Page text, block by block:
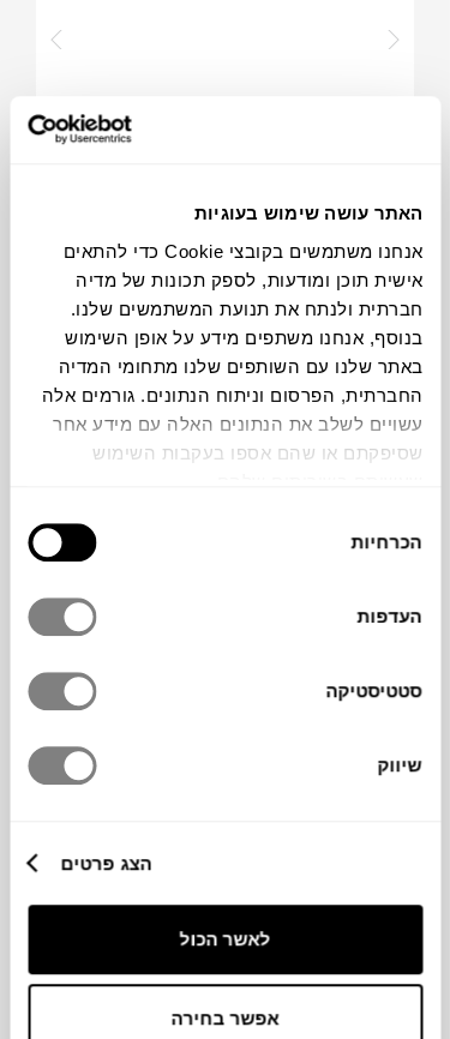
האתר עושה שימוש בעוגיות
אנחנו משתמשים בקובצי Cookie כדי להתאים
אישית תוכן ומודעות, לספק תכונות של מדיה
חברתית ולנתח את תנועת המשתמשים שלנו.
בנוסף, אנחנו משתפים מידע על אופן השימוש
באתר שלנו עם השותפים שלנו מתחומי המדיה
החברתית, הפרסום וניתוח הנתונים. גורמים אלה
עשויים לשלב את הנתונים האלה עם מידע אחר
שסיפקתם או שהם אספו בעקבות השימוש
הסכמה
הכרחיות
העדפות
סטטיסטיקה
שיווק
הצג פרטים
לאשר הכול
אפשר בחירה
₪8,610
סיר רותח